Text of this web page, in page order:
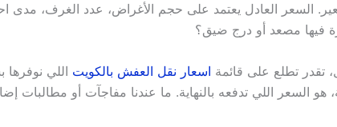
السعر العادل يعتمد على حجم الأغراض، عدد الغرف، مدى
فيها مصعد أو درج ضيق؟
تقدر تطلع على قائمة اسعار نقل العفش بالكويت اللي نوفرها
هو السعر اللي تدفعه بالنهاية. ما عندنا مفاجآت أو مطالبات